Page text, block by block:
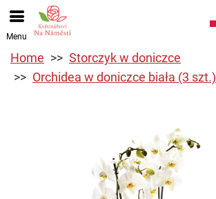
Menu
Home
Storczyk w doniczce
Orchidea w doniczce biała (3 szt.)